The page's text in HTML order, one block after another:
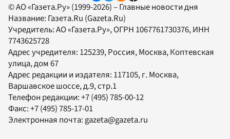
© АО «Газета.Ру» (1999-2026) – Главные новости дня
Название: Газета.Ru (Gazeta.Ru)
Учредитель:АО «Газета.Ру», ОГРН 1067761730376, ИНН
7743625728
Адрес учредителя: 125239, Россия, Москва, Коптевская
улица, дом 67
Адрес редакции и издателя: 117105, г. Москва,
Варшавское шоссе, д.9, стр.1
Телефон редакции:+7 (495) 785-00-12
Факс:+7 (495) 785-17-01
Электронная почта: gazeta@gazeta.ru